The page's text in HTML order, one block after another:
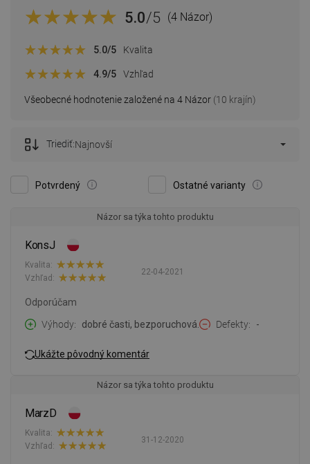
5.0/5 (4 Názor)
Všeobecné hodnotenie založené na 4 Názor (10 krajín)
5.0/5 Kvalita
4.9/5 Vzhľad
Potvrdený Ostatné varianty
Triediť:Najnovší
Názor sa týka tohto produktu
KonsJ
22-04-2021
Kvalita:
Vzhľad:
Odporúčam
Výhody
dobré časti, bezporuchová. Defekty -
Ukážte pôvodný komentár
Názor sa týka tohto produktu
MarzD
31-12-2020
Kvalita:
Vzhľad: